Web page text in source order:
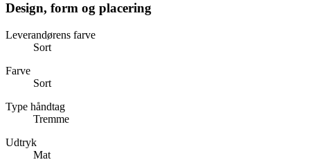
Design, form og placering
Leverandørens farve
Sort
Farve
Sort
Type håndtag
Tremme
Udtryk
Mat